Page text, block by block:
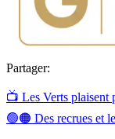
Partager:
📺 Les Verts plaisent
🟢🟠 Des recrues et